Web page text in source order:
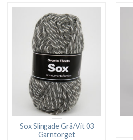
27.00 kr.
23.00 kr.
Sox Slingade Grå/Vit 03
Garntorget